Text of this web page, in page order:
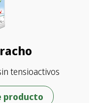
tensioactivos
producto